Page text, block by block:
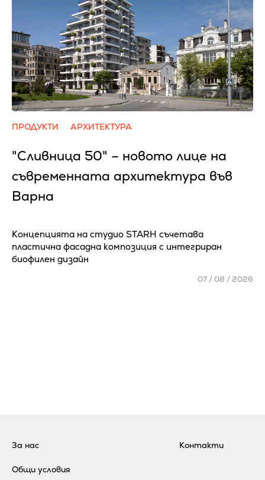
ПРОДУКТИ АРХИТЕКТУРА
"Сливница 50" – новото лице на
съвременната архитектура във
Варна
Концепцията на студио STARH съчетава
пластична фасадна композиция с интегриран
биофилен дизайн
07 / 08 / 2026
За нас
Общи условия
Контакти